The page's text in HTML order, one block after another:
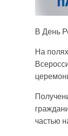
В День
На
частью